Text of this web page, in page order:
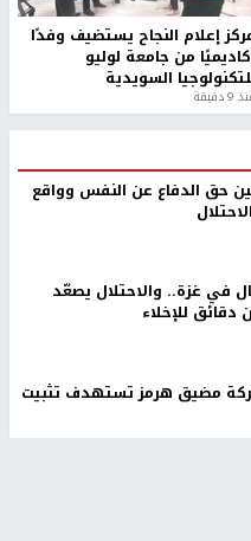
إعلام النجاح يستضيف وفدًا
من جامعة لوليو
السويدية
دقيقة
حق الدفاع عن النفس وواقع
في غزة.. والاحتلال يصعّد
دقائق للإخلاء
مضيق هرمز تستهدف تثبيت